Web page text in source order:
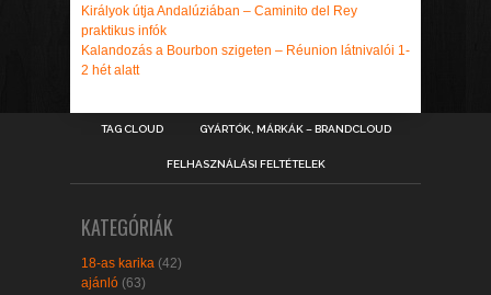
Királyok útja Andalúziában – Caminito del Rey
praktikus infók
Kalandozás a Bourbon szigeten – Réunion látnivalói 1-
2 hét alatt
TAG CLOUD GYÁRTÓK, MÁRKÁK – BRANDCLOUD
FELHASZNÁLÁSI FELTÉTELEK
KATEGÓRIÁK
18-as karika (42)
ajánló (63)